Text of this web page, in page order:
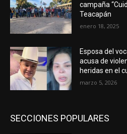
campaña
Teacapán
enero 18, 2025
Esposa del
acusa de
heridas en el
marzo 5, 2026
SECCIONES POPULARES